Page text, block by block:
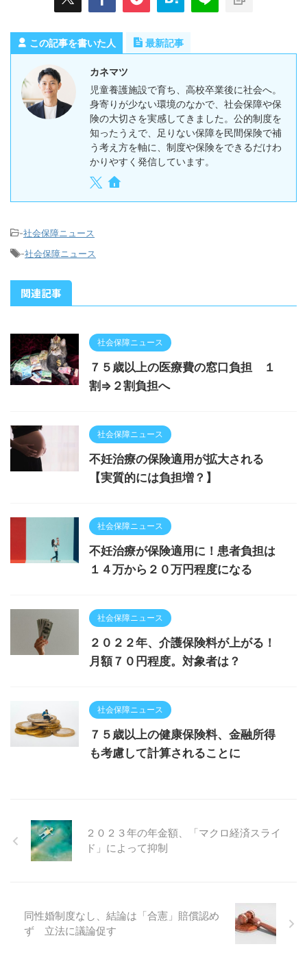
この記事を書いた人 最新記事
カネマツ
児童養護施設で育ち、高校卒業後に社会へ。
身寄りが少ない環境のなかで、社会保障や保
険の大切さを実感してきました。公的制度を
知ったうえで、足りない保障を民間保険で補
う考え方を軸に、制度や保険をできるだけわ
かりやすく発信しています。
-社会保障ニュース
-社会保障ニュース
関連記事
社会保障ニュース
７５歳以上の医療費の窓口負担 １
割⇒２割負担へ
社会保障ニュース
不妊治療の保険適用が拡大される
【実質的には負担増？】
社会保障ニュース
不妊治療が保険適用に！患者負担は
１４万から２０万円程度になる
社会保障ニュース
２０２２年、介護保険料が上がる！
月額７０円程度。対象者は？
社会保障ニュース
７５歳以上の健康保険料、金融所得
も考慮して計算されることに
２０２３年の年金額、「マクロ経済スライ
ド」によって抑制
同性婚制度なし、結論は「合憲」賠償認め
ず 立法に議論促す